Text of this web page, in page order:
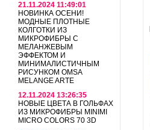
21.11.2024 11:49:01
НОВИНКА ОСЕНИ!
МОДНЫЕ ПЛОТНЫЕ
КОЛГОТКИ ИЗ
МИКРОФИБРЫ С
МЕЛАНЖЕВЫМ
ЭФФЕКТОМ И
МИНИМАЛИСТИЧНЫМ
РИСУНКОМ OMSA
MELANGE ARTE
12.11.2024 13:26:35
НОВЫЕ ЦВЕТА В ГОЛЬФАХ
ИЗ МИКРОФИБРЫ MINIMI
MICRO COLORS 70 3D